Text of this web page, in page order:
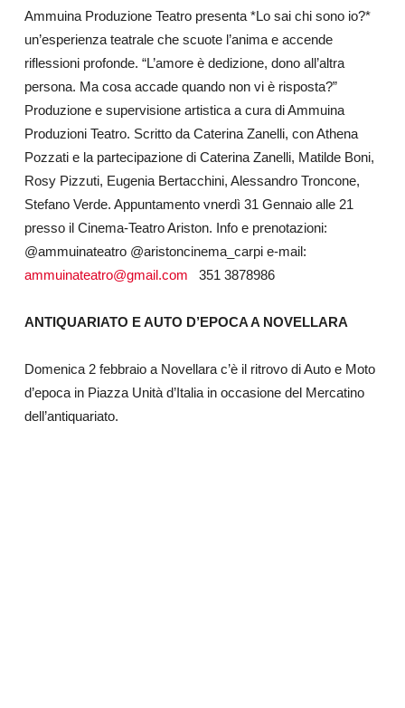
Ammuina Produzione Teatro presenta *Lo sai chi sono io?*
un’esperienza teatrale che scuote l’anima e accende
riflessioni profonde. “L’amore è dedizione, dono all’altra
persona. Ma cosa accade quando non vi è risposta?”
Produzione e supervisione artistica a cura di Ammuina
Produzioni Teatro. Scritto da Caterina Zanelli, con Athena
Pozzati e la partecipazione di Caterina Zanelli, Matilde Boni,
Rosy Pizzuti, Eugenia Bertacchini, Alessandro Troncone,
Stefano Verde. Appuntamento vnerdì 31 Gennaio alle 21
presso il Cinema-Teatro Ariston. Info e prenotazioni:
@ammuinateatro @aristoncinema_carpi e-mail:
ammuinateatro@gmail.com 351 3878986
ANTIQUARIATO E AUTO D’EPOCA A NOVELLARA
Domenica 2 febbraio a Novellara c’è il ritrovo di Auto e Moto
d’epoca in Piazza Unità d’Italia in occasione del Mercatino
dell’antiquariato.